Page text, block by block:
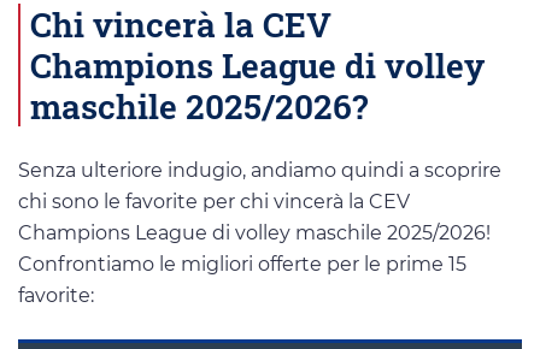
Chi vincerà la CEV
Champions League di volley
maschile 2025/2026?
Senza ulteriore indugio, andiamo quindi a scoprire
chi sono le favorite per chi vincerà la CEV
Champions League di volley maschile 2025/2026!
Confrontiamo le migliori offerte per le prime 15
favorite: